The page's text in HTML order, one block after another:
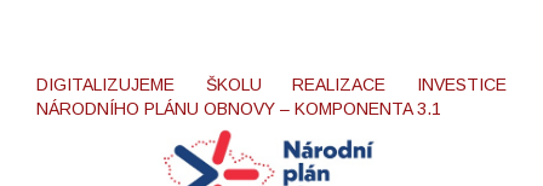
DIGITALIZUJEME ŠKOLU REALIZACE INVESTICE
NÁRODNÍHO PLÁNU OBNOVY – KOMPONENTA 3.1